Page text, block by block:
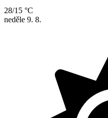
28/15 °C
neděle 9. 8.